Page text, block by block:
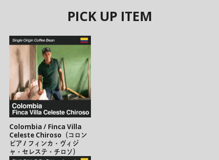
PICK UP ITEM
Colombia / Finca Villa
Celeste Chiroso（コロン
ビア / フィンカ・ヴィジ
ャ・セレステ・チロソ）